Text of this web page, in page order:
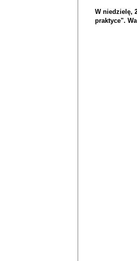
W niedzielę,
praktyce".